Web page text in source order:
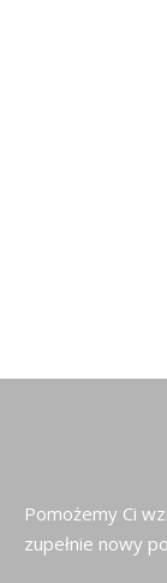
Pomożemy Ci
zupełnie nowy